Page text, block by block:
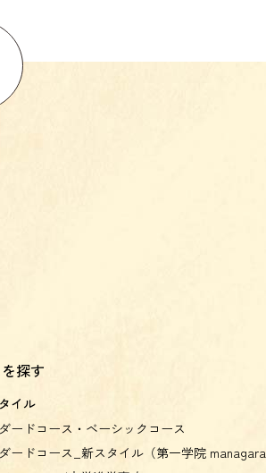
探す
イル
ードコース・ベーシックコース
ードコース_新スタイル（第一学院